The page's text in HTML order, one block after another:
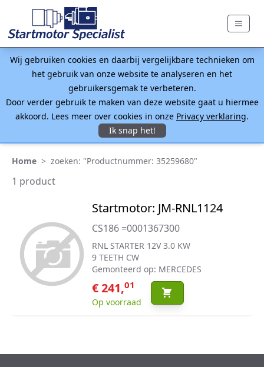
Wij gebruiken cookies en daarbij vergelijkbare technieken om
het gebruik van onze website te analyseren en het
gebruikersgemak te verbeteren.
Door verder gebruik te maken van deze website gaat u hiermee
akkoord. Lees meer over cookies in onze Privacy verklaring.
Ik snap het!
Home > zoeken: "Productnummer: 35259680"
1 product
Startmotor: JM-RNL1124
CS186 =0001367300
RNL STARTER 12V 3.0 KW
9 TEETH CW
Gemonteerd op: MERCEDES
€ 241,01
Op voorraad